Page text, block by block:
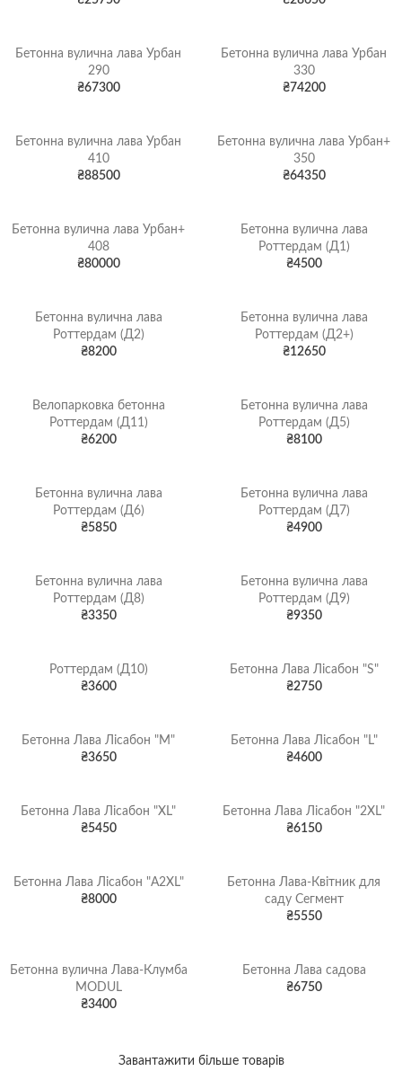
Бетонна вулична лава Урбан
290
₴67300
Бетонна вулична лава Урбан
330
₴74200
Бетонна вулична лава Урбан
410
₴88500
Бетонна вулична лава Урбан+
350
₴64350
Бетонна вулична лава Урбан+
408
₴80000
Бетонна вулична лава
Роттердам (Д1)
₴4500
Бетонна вулична лава
Роттердам (Д2)
₴8200
Бетонна вулична лава
Роттердам (Д2+)
₴12650
Велопарковка бетонна
Роттердам (Д11)
₴6200
Бетонна вулична лава
Роттердам (Д5)
₴8100
Бетонна вулична лава
Роттердам (Д6)
₴5850
Бетонна вулична лава
Роттердам (Д7)
₴4900
Бетонна вулична лава
Роттердам (Д8)
₴3350
Бетонна вулична лава
Роттердам (Д9)
₴9350
Роттердам (Д10)
₴3600
Бетонна Лава Лісабон "S"
₴2750
Бетонна Лава Лісабон "M"
₴3650
Бетонна Лава Лісабон "L"
₴4600
Бетонна Лава Лісабон "XL"
₴5450
Бетонна Лава Лісабон "2XL"
₴6150
Бетонна Лава Лісабон "A2XL"
₴8000
Бетонна Лава-Квітник для
саду Сегмент
₴5550
Бетонна вулична Лава-Клумба
MODUL
₴3400
Бетонна Лава садова
₴6750
Завантажити більше товарів